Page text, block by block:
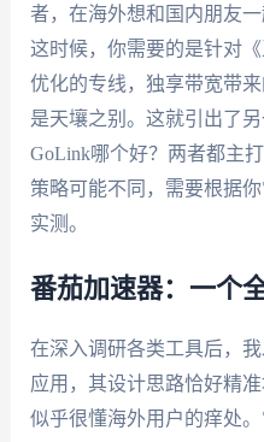
者，在海外想和国内朋友一
这时候，你需要的是针对
优化的专线，独享带宽带
是天壤之别。这就引出了
GoLink哪个好？两者都主
策略可能不同，需要根据
实测。
番茄加速器：一个
在深入调研各类工具后，
应用，其设计思路恰好精
似乎很懂海外用户的痒处